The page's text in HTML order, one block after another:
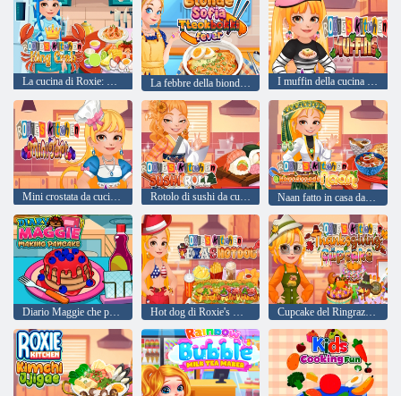
La cucina di Roxie: Granchio Reale La febbre della bionda Sofia Tteokbokki I muffin della cucina di Roxie
Mini crostata da cucina di Roxie Rotolo di sushi da cucina di Roxie Naan fatto in casa da Roxie's Kitchen
Diario Maggie che prepara il pancake Hot dog di Roxie's Kitchen Texas Cupcake del Ringraziamento di Roxie's Kitchen